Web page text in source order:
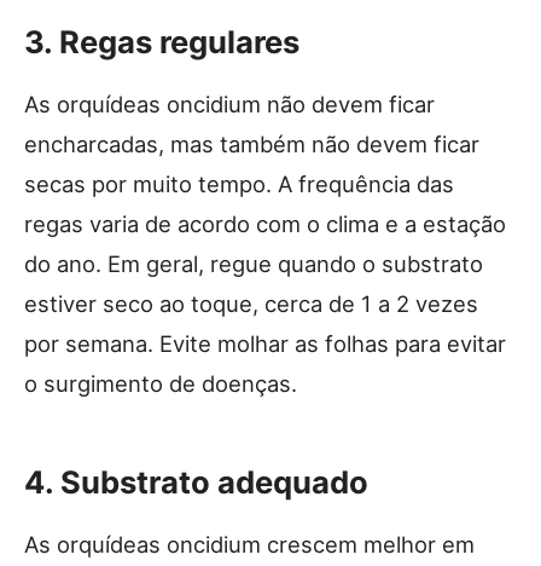
3. Regas regulares
As orquídeas oncidium não devem ficar
encharcadas, mas também não devem ficar
secas por muito tempo. A frequência das
regas varia de acordo com o clima e a estação
do ano. Em geral, regue quando o substrato
estiver seco ao toque, cerca de 1 a 2 vezes
por semana. Evite molhar as folhas para evitar
o surgimento de doenças.
4. Substrato adequado
As orquídeas oncidium crescem melhor em